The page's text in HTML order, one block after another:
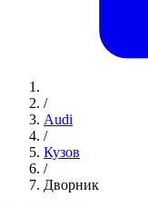
/
Audi
/
Кузов
/
Дворник